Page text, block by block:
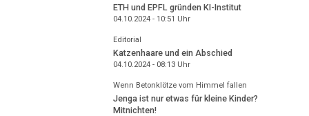
ETH und EPFL gründen KI-Institut
04.10.2024 - 10:51 Uhr
Editorial
Katzenhaare und ein Abschied
04.10.2024 - 08:13Uhr
Wenn Betonklötze vom Himmel fallen
Jenga ist nur etwas für kleine Kinder?
Mitnichten!